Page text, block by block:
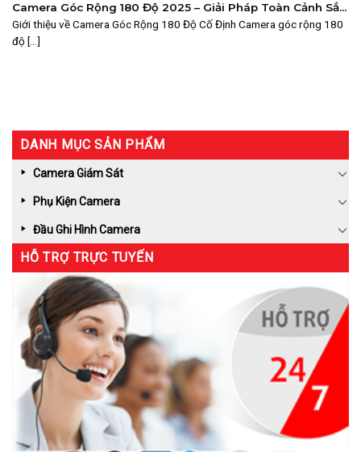
Camera Góc Rộng 180 Độ 2025 – Giải Pháp Toàn Cảnh Sắc
Nét – SURETECH
Giới thiệu về Camera Góc Rộng 180 Độ Cố Định Camera góc rộng 180
độ [...]
DANH MỤC SẢN PHẨM
Camera Giám Sát
Phụ Kiện Camera
Đầu Ghi Hình Camera
HỖ TRỢ TRỰC TUYẾN